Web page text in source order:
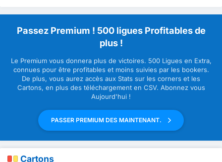
Passez Premium ! 500 ligues Profitables de
plus !
Le Premium vous donnera plus de victoires. 500 Ligues en Extra,
connues pour être profitables et moins suivies par les bookers.
De plus, vous aurez accès aux Stats sur les corners et les
Cartons, en plus des téléchargement en CSV. Abonnez vous
Aujourd'hui !
PASSER PREMIUM DES MAINTENANT.
Cartons